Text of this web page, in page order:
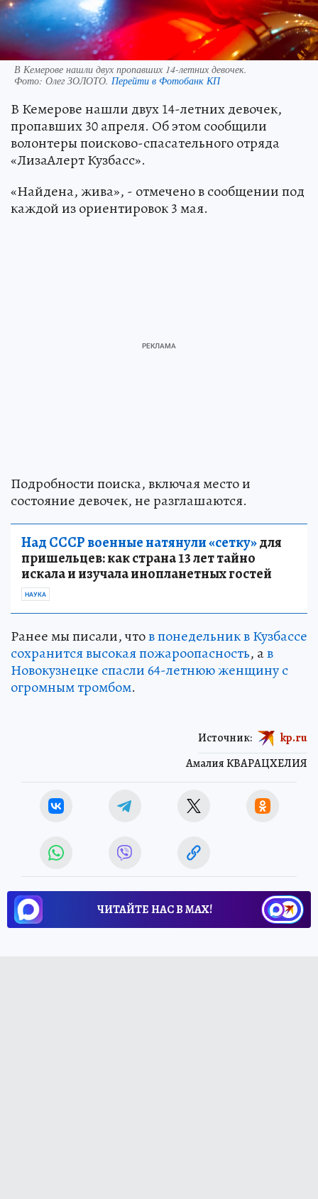
В Кемерове нашли двух пропавших 14-летних девочек.
Фото: Олег ЗОЛОТО. Перейти в Фотобанк КП
В Кемерове нашли двух 14-летних девочек,
пропавших 30 апреля. Об этом сообщили
волонтеры поисково-спасательного отряда
«ЛизаАлерт Кузбасс».
«Найдена, жива», - отмечено в сообщении под
каждой из ориентировок 3 мая.
Подробности поиска, включая место и
состояние девочек, не разглашаются.
Над СССР военные натянули «сетку»для
пришельцев: как страна 13 лет тайно
искала и изучала инопланетных гостей
НАУКА
Ранее мы писали, чтов понедельник в Кузбассе
сохранится высокая пожароопасность, ав
Новокузнецке спасли 64-летнюю женщину с
огромным тромбом.
Амалия КВАРАЦХЕЛИЯ
Источник: kp.ru
ЧИТАЙТЕ НАС В МАХ!